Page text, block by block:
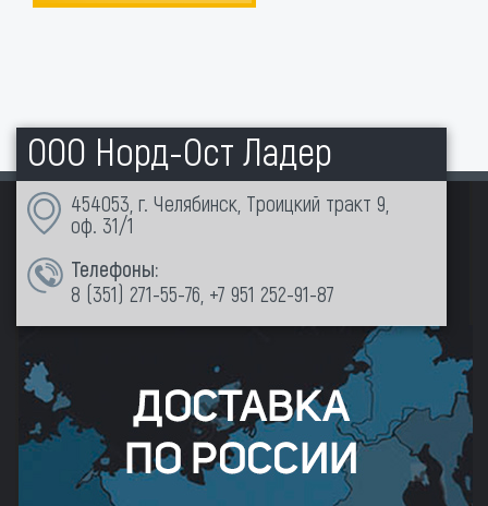
ООО Норд-Ост Ладер
454053, г. Челябинск, Троицкий тракт 9,
оф. 31/1
Телефоны:
8 (351) 271-55-76 +7 951 252-91-87